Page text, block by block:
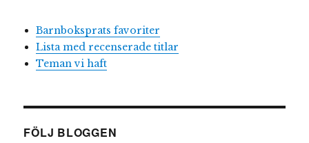
Barnboksprats favoriter
Lista med recenserade titlar
Teman vi haft
FÖLJ BLOGGEN